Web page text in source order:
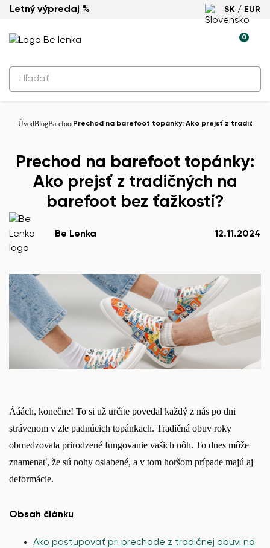
Letný výpredaj % SK / EUR
0
ÚvodBlogBarefootPrechod na barefoot topánky: Ako prejsť z
Prechod na barefoot topánky:
Ako prejsť z tradičných na
barefoot bez ťažkostí?
Be Lenka 12.11.2024
Ááách, konečne! To si už určite povedal každý z nás po dni
strávenom v zle padnúcich topánkach. Tradičná obuv roky
obmedzovala prirodzené fungovanie vašich nôh. To dnes môže
znamenať, že sú nohy oslabené, a v tom horšom prípade majú aj
deformácie.
Obsah článku
Ako postupovať pri prechode z tradičnej obuvi na